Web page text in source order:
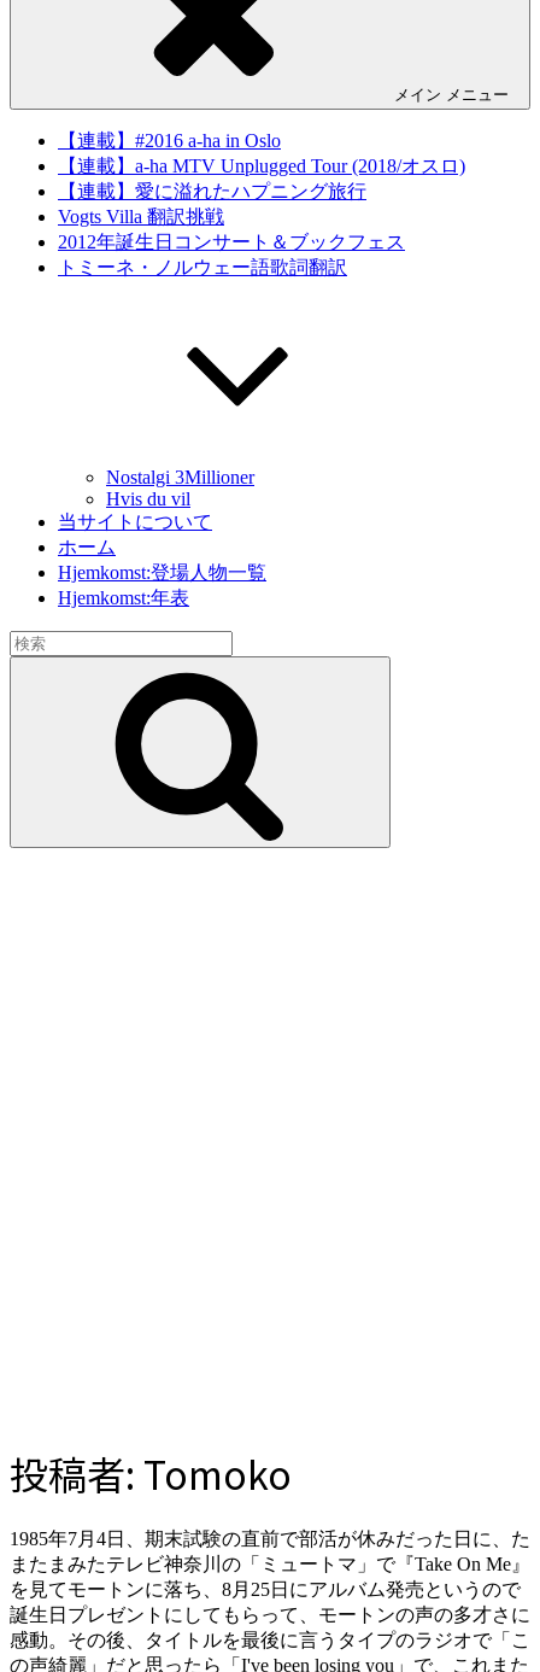
メイン メニュー
【連載】#2016 a-ha in Oslo
【連載】a-ha MTV Unplugged Tour (2018/オスロ)
【連載】愛に溢れたハプニング旅行
Vogts Villa 翻訳挑戦
2012年誕生日コンサート＆ブックフェス
トミーネ・ノルウェー語歌詞翻訳
Nostalgi 3Millioner
Hvis du vil
当サイトについて
ホーム
Hjemkomst:登場人物一覧
Hjemkomst:年表
検
索:
投稿者: Tomoko
1985年7月4日、期末試験の直前で部活が休みだった日に、た
またまみたテレビ神奈川の「ミュートマ」で『Take On Me』
を見てモートンに落ち、8月25日にアルバム発売というので
誕生日プレゼントにしてもらって、モートンの声の多才さに
感動。その後、タイトルを最後に言うタイプのラジオで「こ
の声綺麗」だと思ったら「I've been losing you」で、これまた